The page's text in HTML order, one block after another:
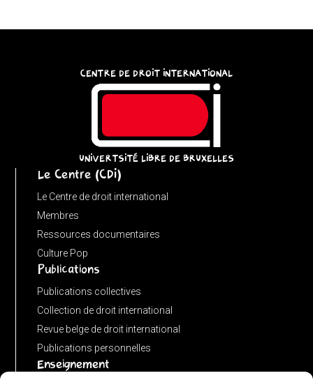
CENTRE DE DROIT INTERNATIONAL
UNIVERTSITÉ LIBRE DE BRUXELLES
Le Centre (CDI)
Le Centre de droit international
Membres
Ressources documentaires
Culture Pop
Publications
Publications collectives
Collection de droit international
Revue belge de droit international
Publications personnelles
Enseignement